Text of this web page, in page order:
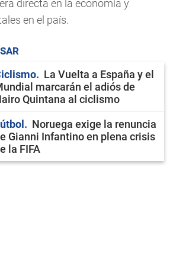
directa en la economía y
en el país.
La Vuelta a España y el
marcarán el adiós de
Quintana al ciclismo
Noruega exige la renuncia
Gianni Infantino en plena crisis
la FIFA